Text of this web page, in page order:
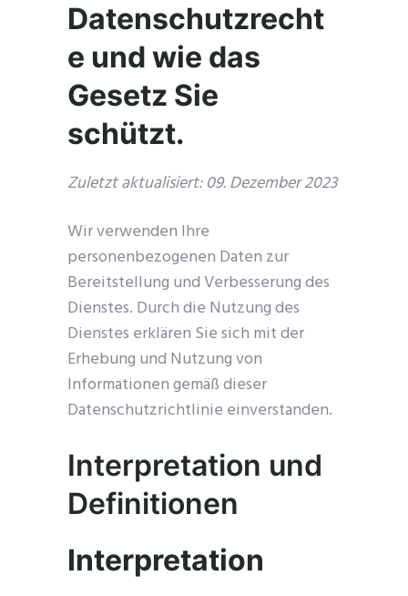
Datenschutzrecht
e und wie das
Gesetz Sie
schützt.
Zuletzt aktualisiert: 09. Dezember 2023
Wir verwenden Ihre
personenbezogenen Daten zur
Bereitstellung und Verbesserung des
Dienstes. Durch die Nutzung des
Dienstes erklären Sie sich mit der
Erhebung und Nutzung von
Informationen gemäß dieser
Datenschutzrichtlinie einverstanden.
Interpretation und
Definitionen
Interpretation